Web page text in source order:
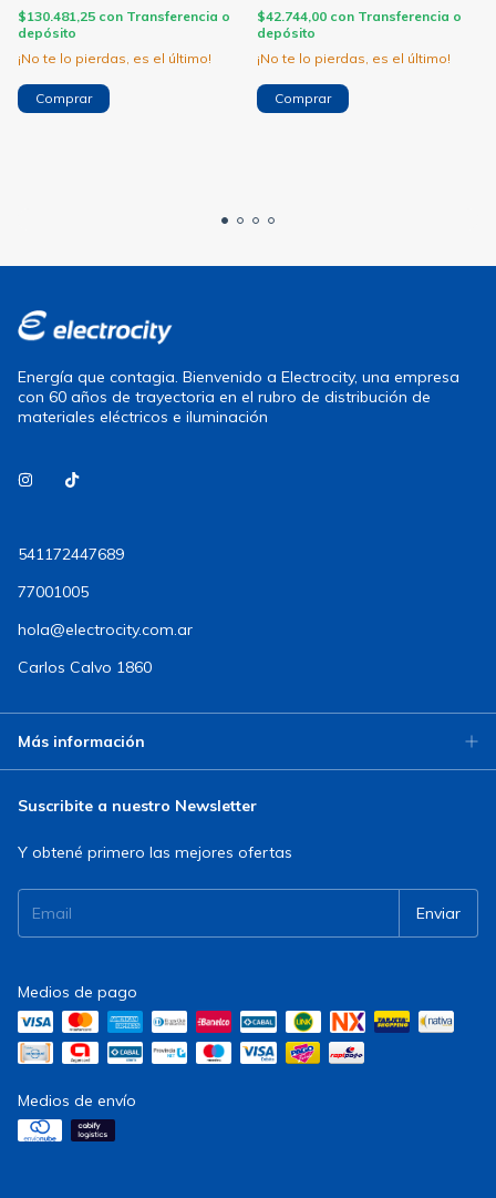
$130.481,25 con Transferencia o
depósito
¡No te lo pierdas, es el último!
$42.744,00 con Transferencia o
depósito
¡No te lo pierdas, es el último!
Energía que contagia. Bienvenido a Electrocity, una empresa
con 60 años de trayectoria en el rubro de distribución de
materiales eléctricos e iluminación
541172447689
77001005
hola@electrocity.com.ar
Carlos Calvo 1860
Más información
Suscribite a nuestro Newsletter
Y obtené primero las mejores ofertas
Medios de pago
Medios de envío